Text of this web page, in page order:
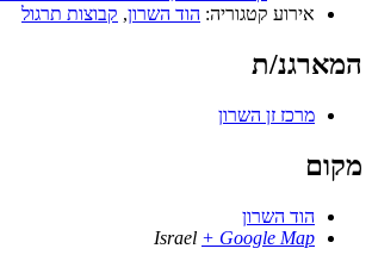
אירוע קטגוריה: הוד השרון, קבוצות תרגול
המארגנ/ת
מרכז זן השרון
מקום
הוד השרון
Israel + Google Map